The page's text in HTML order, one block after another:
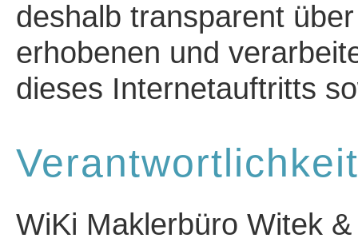
deshalb transparent
erhobenen und
dieses Internetauftritts
WiKi Maklerbüro Witek